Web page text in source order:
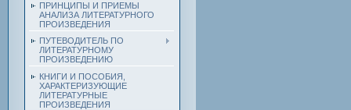
ПРИНЦИПЫ И ПРИЕМЫ
АНАЛИЗА ЛИТЕРАТУРНОГО
ПРОИЗВЕДЕНИЯ
ПУТЕВОДИТЕЛЬ ПО
ЛИТЕРАТУРНОМУ
ПРОИЗВЕДЕНИЮ
КНИГИ И ПОСОБИЯ,
ХАРАКТЕРИЗУЮЩИЕ
ЛИТЕРАТУРНЫЕ
ПРОИЗВЕДЕНИЯ